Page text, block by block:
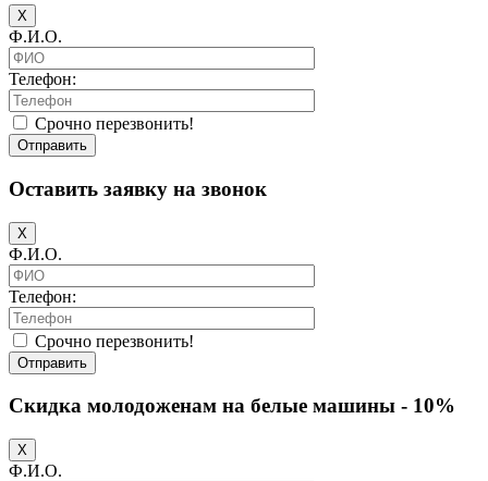
X
Ф.И.О.
Телефон:
Срочно перезвонить!
Отправить
Оставить заявку на звонок
X
Ф.И.О.
Телефон:
Срочно перезвонить!
Отправить
Скидка молодоженам на белые машины - 10%
X
Ф.И.О.